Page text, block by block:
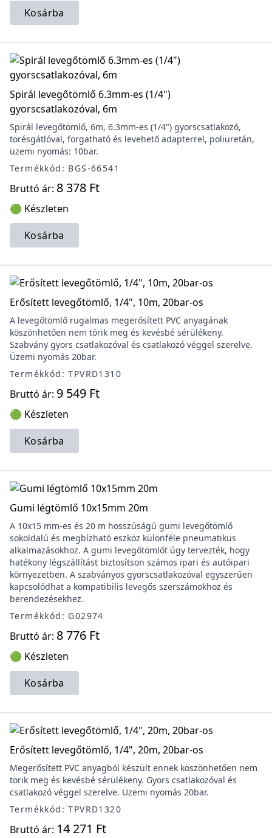
Kosárba
Spirál levegőtömlő 6.3mm-es (1/4")
gyorscsatlakozóval, 6m
Spirál levegőtömlő, 6m, 6.3mm-es (1/4") gyorscsatlakozó,
törésgátlóval, forgatható és levehető adapterrel, poliuretán,
üzemi nyomás: 10bar.
Termékkód: BGS-66541
Bruttó ár: 8 378 Ft
🟢 Készleten
Kosárba
Erősített levegőtömlő, 1/4", 10m, 20bar-os
A levegőtömlő rugalmas megerősített PVC anyagának
köszönhetően nem törik meg és kevésbé sérülékeny.
Szabvány gyors csatlakozóval és csatlakozó véggel szerelve.
Üzemi nyomás 20bar.
Termékkód: TPVRD1310
Bruttó ár: 9 549 Ft
🟢 Készleten
Kosárba
Gumi légtömlő 10x15mm 20m
A 10x15 mm-es és 20 m hosszúságú gumi levegőtömlő
sokoldalú és megbízható eszköz különféle pneumatikus
alkalmazásokhoz. A gumi levegőtömlőt úgy tervezték, hogy
hatékony légszállítást biztosítson számos ipari és autóipari
környezetben. A szabványos gyorscsatlakozóval egyszerűen
kapcsolódhat a kompatibilis levegős szerszámokhoz és
berendezésekhez.
Termékkód: G02974
Bruttó ár: 8 776 Ft
🟢 Készleten
Kosárba
Erősített levegőtömlő, 1/4", 20m, 20bar-os
Megerősített PVC anyagból készült ennek köszönhetően nem
törik meg és kevésbé sérülékeny. Gyors csatlakozóval és
csatlakozó véggel szerelve. Üzemi nyomás 20bar.
Termékkód: TPVRD1320
Bruttó ár: 14 271 Ft